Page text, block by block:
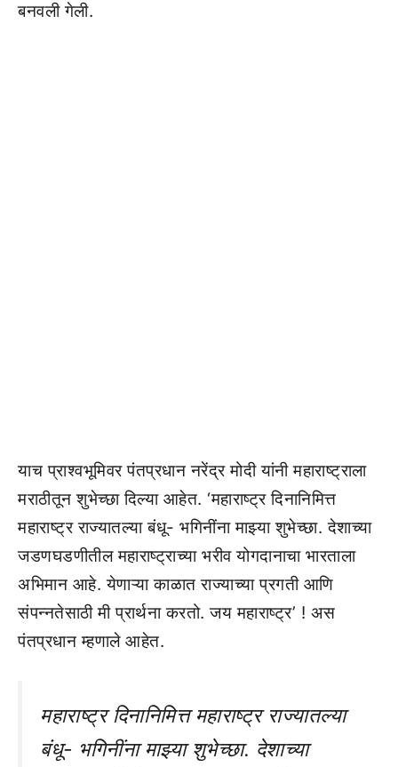
बनवली गेली.
याच प्राश्वभूमिवर पंतप्रधान नरेंद्र मोदी यांनी महाराष्ट्राला
मराठीतून शुभेच्छा दिल्या आहेत. ‘महाराष्ट्र दिनानिमित्त
महाराष्ट्र राज्यातल्या बंधू- भगिनींना माझ्या शुभेच्छा. देशाच्या
जडणघडणीतील महाराष्ट्राच्या भरीव योगदानाचा भारताला
अभिमान आहे. येणाऱ्या काळात राज्याच्या प्रगती आणि
संपन्नतेसाठी मी प्रार्थना करतो. जय महाराष्ट्र’ ! अस
पंतप्रधान म्हणाले आहेत.
महाराष्ट्र दिनानिमित्त महाराष्ट्र राज्यातल्या
बंधू- भगिनींना माझ्या शुभेच्छा. देशाच्या